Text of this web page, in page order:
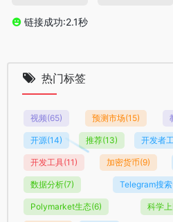
链接成功:2.1秒
热门标签
视频(65) 预测市场(15)
开源(14) 推荐(13) 开发者
开发工具(11) 加密货币(9)
数据分析(7) Telegram搜索
Polymarket生态(6) 科学